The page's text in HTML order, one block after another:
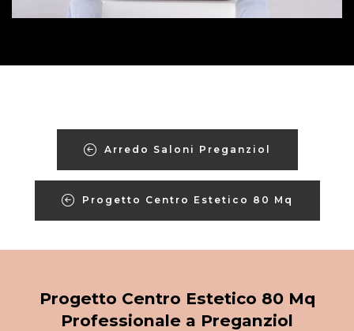
Arredo Saloni Preganziol
Progetto Centro Estetico 80 Mq
Progetto Centro Estetico 80 Mq
Professionale a Preganziol